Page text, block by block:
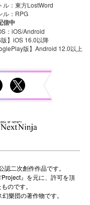
ル：東方LostWord
ル：RPG
信中
：iOS/Android
版】iOS 16.0以降
版】Android 12.0以上
二次創作作品です。
』を元に、許可を頂
のです。
樂団の著作物です。